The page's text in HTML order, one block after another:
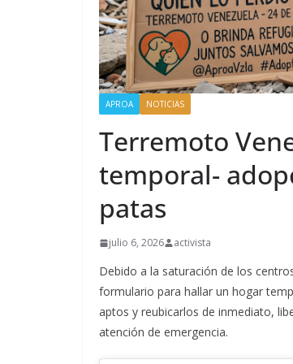
APROA NOTICIAS
Terremoto
temporal-
patas
julio 6, 2026 activista
Debido a la saturación de los
formulario para hallar un hogar
aptos y reubicarlos de inmediato,
atención de emergencia.